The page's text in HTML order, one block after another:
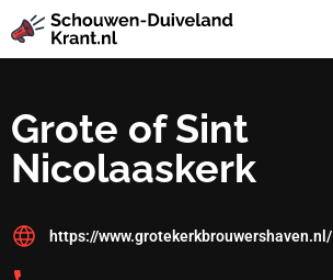
Grote of Sint
Nicolaaskerk
https://www.grotekerkbrouwershaven.nl/